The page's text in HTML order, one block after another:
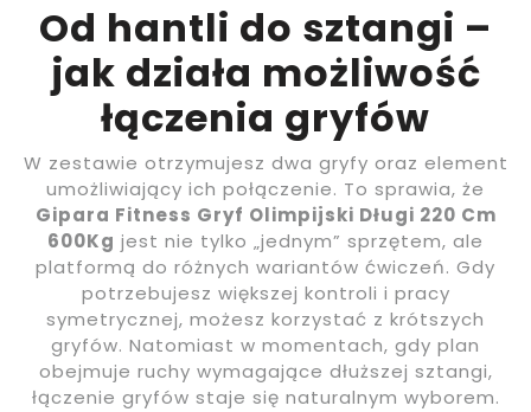
Od hantli do sztangi –
jak działa możliwość
łączenia gryfów
W zestawie otrzymujesz dwa gryfy oraz element
umożliwiający ich połączenie. To sprawia, że
Gipara Fitness Gryf Olimpijski Długi 220 Cm
600Kg jest nie tylko „jednym” sprzętem, ale
platformą do różnych wariantów ćwiczeń. Gdy
potrzebujesz większej kontroli i pracy
symetrycznej, możesz korzystać z krótszych
gryfów. Natomiast w momentach, gdy plan
obejmuje ruchy wymagające dłuższej sztangi,
łączenie gryfów staje się naturalnym wyborem.